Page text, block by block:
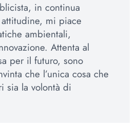
in continua
mi piace
ambientali,
Attenta al
per il futuro, sono
che l’unica cosa che
sia la volontà di